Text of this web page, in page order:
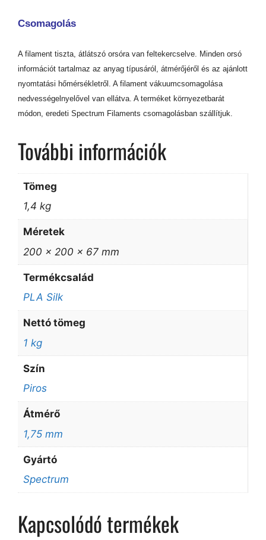
Csomagolás
A filament tiszta, átlátszó orsóra van feltekercselve. Minden orsó
információt tartalmaz az anyag típusáról, átmérőjéről és az ajánlott
nyomtatási hőmérsékletről. A filament vákuumcsomagolása
nedvességelnyelővel van ellátva. A terméket környezetbarát
módon, eredeti Spectrum Filaments csomagolásban szállítjuk.
További információk
Tömeg
1,4 kg
Méretek
200 × 200 × 67 mm
Termékcsalád
PLA Silk
Nettó tömeg
1 kg
Szín
Piros
Átmérő
1,75 mm
Gyártó
Spectrum
Kapcsolódó termékek